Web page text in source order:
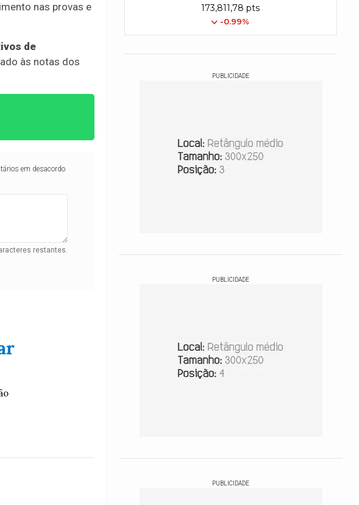
nas provas e
de
às notas dos
em desacordo
restantes.
173,811,78 pts
-0.99%
PUBLICIDADE
PUBLICIDADE
PUBLICIDADE